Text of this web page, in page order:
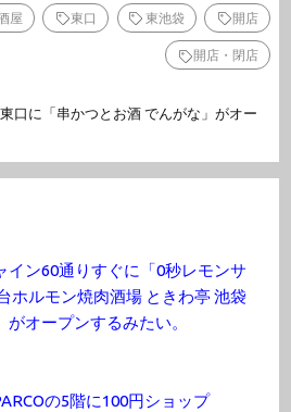
屋 東口 東池袋 開店
開店・閉店
口に「串かつとお酒 でんがな」がオー
イン60通りすぐに「0秒レモンサ
ホルモン焼肉酒場 ときわ亭 池袋
がオープンするみたい。
の5階に100円ショップ